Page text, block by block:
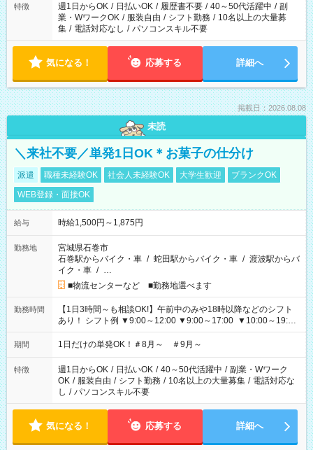
特徴 週1日からOK / 日払いOK / 履歴書不要 / 40～50代活躍中 / 副
業・WワークOK / 服装自由 / シフト勤務 / 10名以上の大量募
集 / 電話対応なし / パソコンスキル不要
気になる！ 応募する 詳細へ
掲載日：2026.08.08
未読
＼来社不要／単発1日OK＊お菓子の仕分け
派遣 職種未経験OK 社会人未経験OK 大学生歓迎
ブランクOK
WEB登録・面接OK
給与 時給1,500円～1,875円
勤務地
宮城県石巻市
石巻駅からバイク・車 / 蛇田駅からバイク・車 / 渡波駅からバ
イク・車 / …
■物流センターなど ■勤務地選べます
勤務時間
【1日3時間～も相談OK!】午前中のみや18時以降などのシフト
あり！ シフト例 ▼9:00～12:00 ▼9:00～17:00 ▼10:00～19:00
▼18:00～21:00
期間 1日だけの単発OK！＃8月～ ＃9月～
特徴 週1日からOK / 日払いOK / 40～50代活躍中 / 副業・Wワーク
OK / 服装自由 / シフト勤務 / 10名以上の大量募集 / 電話対応な
し / パソコンスキル不要
気になる！ 応募する 詳細へ